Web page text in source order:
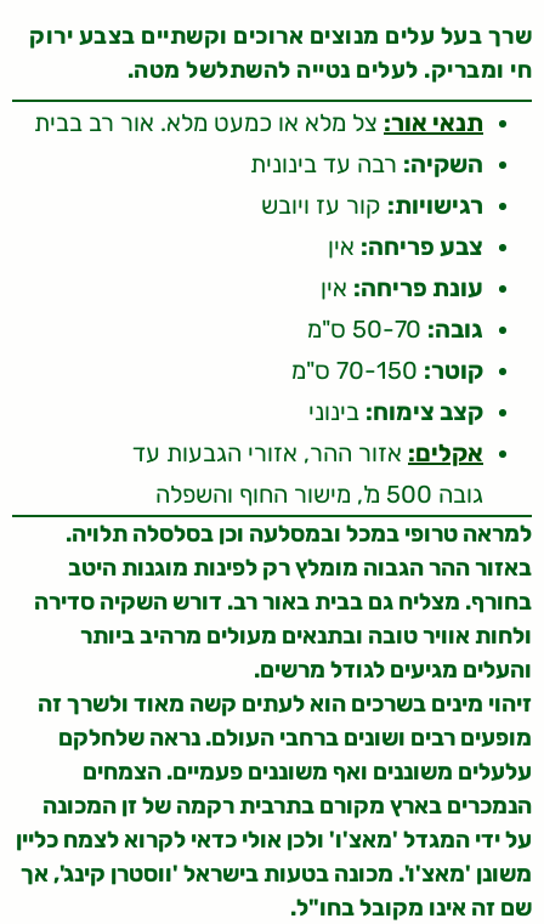
שרך בעל עלים מנוצים ארוכים וקשתיים בצבע ירוק
חי ומבריק. לעלים נטייה להשתלשל מטה.
תנאי אור: צל מלא או כמעט מלא. אור רב בבית
השקיה: רבה עד בינונית
רגישויות: קור עז ויובש
צבע פריחה: אין
עונת פריחה: אין
גובה:
קוטר:
קצב צימוח: בינוני
אקלים: אזור ההר, אזורי הגבעות עד
גובה 500 מ', מישור החוף והשפלה
למראה טרופי במכל ובמסלעה וכן בסלסלה תלויה.
באזור ההר הגבוה מומלץ רק לפינות מוגנות היטב
בחורף. מצליח גם בבית באור רב. דורש השקיה סדירה
ולחות אוויר טובה ובתנאים מעולים מרהיב ביותר
והעלים מגיעים לגודל מרשים.
זיהוי מינים בשרכים הוא לעתים קשה מאוד ולשרך זה
מופעים רבים ושונים ברחבי העולם. נראה שלחלקם
עלעלים משוננים ואף משוננים פעמיים. הצמחים
הנמכרים בארץ מקורם בתרבית רקמה של זן המכונה
על ידי המגדל 'מאצ'ו' ולכן אולי כדאי לקרוא לצמח כליין
משונן 'מאצ'ו'. מכונה בטעות בישראל 'ווסטרן קינג', אך
שם זה אינו מקובל בחו"ל.